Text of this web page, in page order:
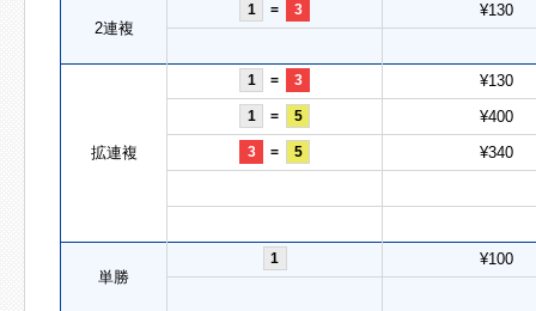
2連複
1 = 3 ¥130
拡連複
1 = 3 ¥130
1 = 5 ¥400
3 = 5 ¥340
単勝
1 ¥100